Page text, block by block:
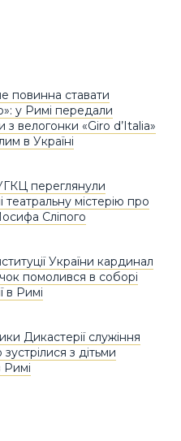
повинна ставати
у Римі передали
з велогонки «Giro d’Italia»
в Україні
переглянули
театральну містерію про
Сліпого
України кардинал
помолився в соборі
в Римі
Дикастерії служіння
з дітьми
Римі